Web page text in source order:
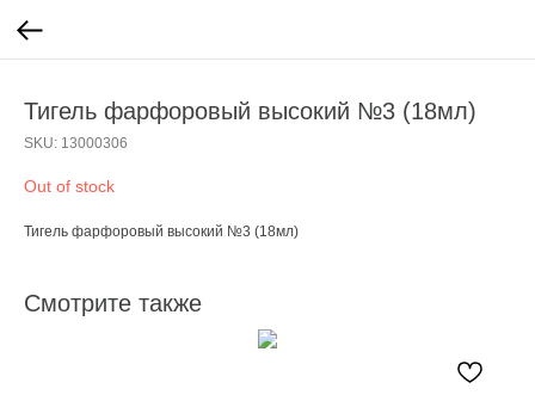
Тигель фарфоровый высокий №3 (18мл)
SKU: 13000306
Out of stock
Тигель фарфоровый высокий №3 (18мл)
Смотрите также